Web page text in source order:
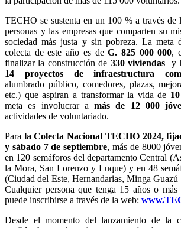
TECHO se sustenta en un 100 % a través de
personas y las empresas que comparten su
sociedad más justa y sin pobreza. La meta
colecta de este año es deG. 825 000 000,
finalizar la construcción de 330 viviendas y
14 proyectos de infraestructura
alumbrado público, comedores, plazas,
etc.) que aspiran a transformar la vida de
meta es involucrar amás de 12 000
actividades de voluntariado.
Para la Colecta Nacional TECHO 2024,
y sábado 7 de septiembre, más de 8000
en 120 semáforos del departamento Central
la Mora, San Lorenzo y Luque) y en 48
(Ciudad del Este, Hernandarias, Minga Guazú
Cualquier persona que tenga 15 años o
puede inscribirse a través de la web:
Desde el momento del lanzamiento de la